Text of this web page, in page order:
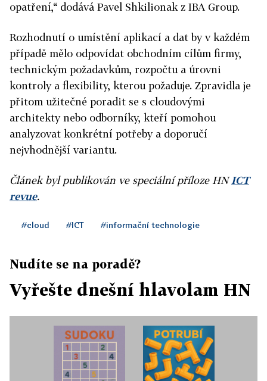
opatření,“ dodává Pavel Shkilionak z IBA Group.
Rozhodnutí o umístění aplikací a dat by v každém
případě mělo odpovídat obchodním cílům firmy,
technickým požadavkům, rozpočtu a úrovni
kontroly a flexibility, kterou požaduje. Zpravidla je
přitom užitečné poradit se s cloudovými
architekty nebo odborníky, kteří pomohou
analyzovat konkrétní potřeby a doporučí
nejvhodnější variantu.
Článek byl publikován ve speciální příloze HNICT
revue.
#cloud #ICT #informační technologie
Nudíte se na poradě?
Vyřešte dnešní hlavolam HN